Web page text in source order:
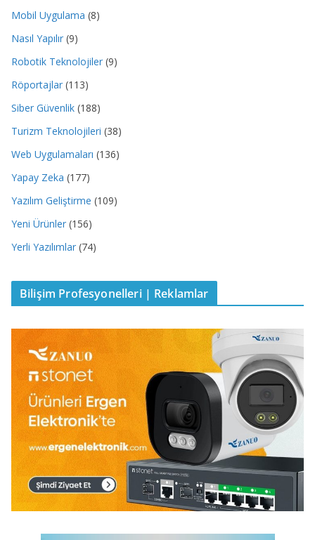
Mobil Uygulama (8)
Nasıl Yapılır (9)
Robotik Teknolojiler (9)
Röportajlar (113)
Siber Güvenlik (188)
Turizm Teknolojileri (38)
Web Uygulamaları (136)
Yapay Zeka (177)
Yazılım Geliştirme (109)
Yeni Ürünler (156)
Yerli Yazılımlar (74)
Bilişim Profesyonelleri | Reklamlar